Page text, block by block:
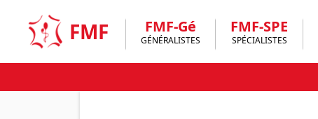
content
FMF FMF-Gé
GÉNÉRALISTES
FMF-SPE
SPÉCIALISTES